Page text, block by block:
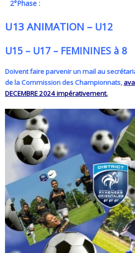
2°Phase :
U13 ANIMATION – U12
U15 – U17 – FEMININES à 8
doivent faire parvenir un mail au secrétariat du District, à l’attention
de la Commission des Championnats,
DECEMBRE 2024 impérativement.